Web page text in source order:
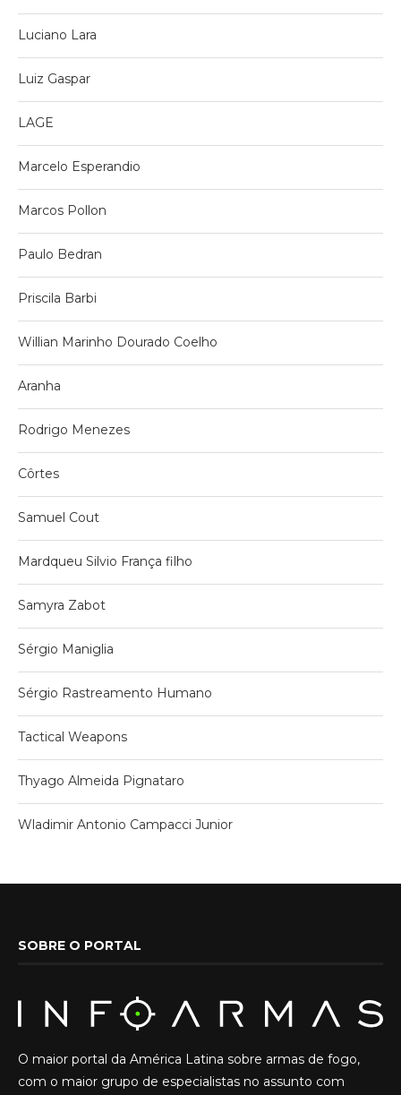
Luciano Lara
Luiz Gaspar
LAGE
Marcelo Esperandio
Marcos Pollon
Paulo Bedran
Priscila Barbi
Willian Marinho Dourado Coelho
Aranha
Rodrigo Menezes
Côrtes
Samuel Cout
Mardqueu Silvio França filho
Samyra Zabot
Sérgio Maniglia
Sérgio Rastreamento Humano
Tactical Weapons
Thyago Almeida Pignataro
Wladimir Antonio Campacci Junior
SOBRE O PORTAL
O maior portal da América Latina sobre armas de fogo,
com o maior grupo de especialistas no assunto com